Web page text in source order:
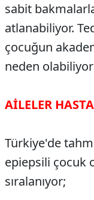
sabit
atlanabiliyor.
çocuğun
neden
AİLELER
Türkiye'de
epiepsili çocuk
sıralanıyor;